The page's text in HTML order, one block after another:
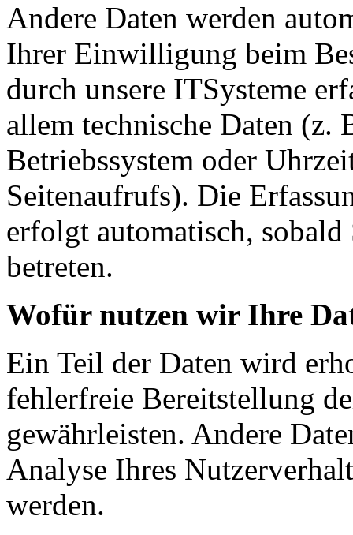
Andere Daten werden
Ihrer Einwilligung beim
durch unsere ITSysteme
allem technische Daten (z.
Betriebssystem oder
Seitenaufrufs). Die
erfolgt automatisch, sobald
betreten.
Wofür nutzen wir Ihre
Ein Teil der Daten wird
fehlerfreie Bereitstellung
gewährleisten. Andere
Analyse Ihres
werden.